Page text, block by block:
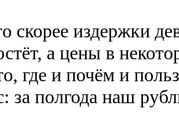
скорее издержки
а цены в
где и почём и
за полгода наш